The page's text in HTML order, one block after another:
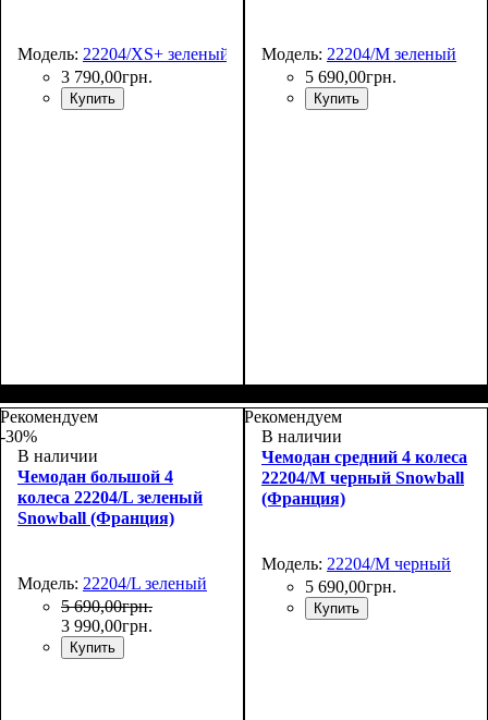
Модель: 22204/XS+ зеленый
3 790,00грн.
Купить
48х30х20+5
Модель: 22204/M зеленый
5 690,00грн.
Купить
69х43х27+4
Рекомендуем
-30%
В наличии
Чемодан большой 4
колеса 22204/L зеленый
Snowball (Франция)
Модель: 22204/L зеленый
5 690,00грн.
3 990,00грн.
Купить
Рекомендуем
В наличии
Чемодан средний 4 колеса
22204/M черный Snowball
(Франция)
Модель: 22204/M черный
5 690,00грн.
Купить